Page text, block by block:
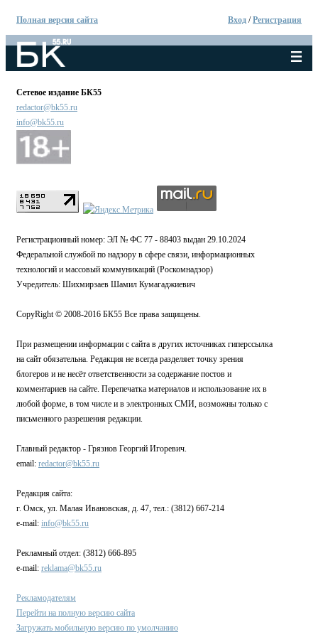
Полная версия сайта Вход /Регистрация
Сетевое издание БК55
redactor@bk55.ru
info@bk55.ru
Регистрационный номер: ЭЛ № ФС 77 - 88403 выдан 29.10.2024
Федеральной службой по надзору в сфере связи, информационных
технологий и массовый коммуникаций (Роскомнадзор)
Учредитель: Шихмирзаев Шамил Кумагаджиевич
CopyRight © 2008-2016 БК55 Все права защищены.
При размещении информации с сайта в других источниках гиперссылка
на сайт обязательна. Редакция не всегда разделяет точку зрения
блогеров и не несёт ответственности за содержание постов и
комментариев на сайте. Перепечатка материалов и использование их в
любой форме, в том числе и в электронных СМИ, возможны только с
письменного разрешения редакции.
Главный редактор - Грязнов Георгий Игоревич.
email: redactor@bk55.ru
Редакция сайта:
г. Омск, ул. Малая Ивановская, д. 47, тел.: (3812) 667-214
e-mail: info@bk55.ru
Рекламный отдел: (3812) 666-895
e-mail: reklama@bk55.ru
Рекламодателям
Перейти на полную версию сайта
Загружать мобильную версию по умолчанию